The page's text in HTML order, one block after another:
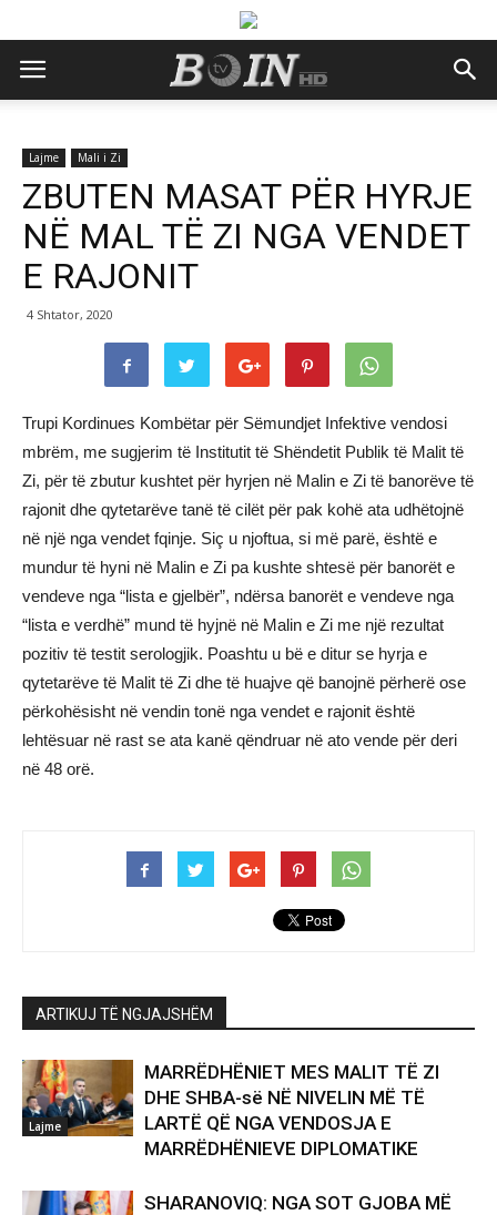
Lajme Mali i Zi
ZBUTEN MASAT PËR HYRJE
NË MAL TË ZI NGA VENDET
E RAJONIT
4 Shtator, 2020
Trupi Kordinues Kombëtar për Sëmundjet Infektive vendosi
mbrëm, me sugjerim të Institutit të Shëndetit Publik të Malit të
Zi, për të zbutur kushtet për hyrjen në Malin e Zi të banorëve të
rajonit dhe qytetarëve tanë të cilët për pak kohë ata udhëtojnë
në një nga vendet fqinje. Siç u njoftua, si më parë, është e
mundur të hyni në Malin e Zi pa kushte shtesë për banorët e
vendeve nga “lista e gjelbër”, ndërsa banorët e vendeve nga
“lista e verdhë” mund të hyjnë në Malin e Zi me një rezultat
pozitiv të testit serologjik. Poashtu u bë e ditur se hyrja e
qytetarëve të Malit të Zi dhe të huajve që banojnë përherë ose
përkohësisht në vendin tonë nga vendet e rajonit është
lehtësuar në rast se ata kanë qëndruar në ato vende për deri
në 48 orë.
ARTIKUJ TË NGJAJSHËM
Lajme
MARRËDHËNIET MES MALIT TË ZI
DHE SHBA-së NË NIVELIN MË TË
LARTË QË NGA VENDOSJA E
MARRËDHËNIEVE DIPLOMATIKE
SHARANOVIQ: NGA SOT GJOBA MË